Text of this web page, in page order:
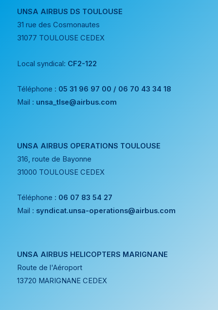
UNSA AIRBUS DS TOULOUSE
31 rue des Cosmonautes
31077 TOULOUSE CEDEX
Local syndical: CF2-122
Téléphone : 05 31 96 97 00 / 06 70 43 34 18
Mail : unsa_tlse@airbus.com
UNSA AIRBUS OPERATIONS TOULOUSE
316, route de Bayonne
31000 TOULOUSE CEDEX
Téléphone : 06 07 83 54 27
Mail : syndicat.unsa-operations@airbus.com
UNSA AIRBUS HELICOPTERS MARIGNANE
Route de l'Aéroport
13720 MARIGNANE CEDEX